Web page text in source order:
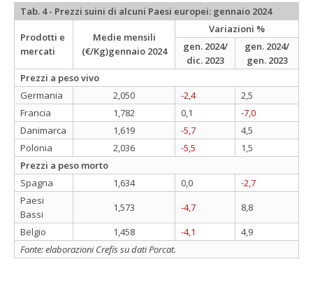
Tab. 4 - Prezzi suini di alcuni Paesi europei: gennaio 2024
Prodotti e
mercati
Medie mensili
(€/Kg)gennaio 2024
Variazioni %
gen. 2024/
dic. 2023
gen. 2024/
gen. 2023
Prezzi a peso vivo
Germania
2,050 -2,4
2,5
Francia
1,782 0,1
-7,0
Danimarca
1,619 -5,7
4,5
Polonia
2,036 -5,5
1,5
Prezzi a peso morto
Spagna
1,634 0,0
-2,7
Paesi
Bassi
1,573 -4,7
8,8
Belgio
1,458 -4,1
4,9
Fonte: elaborazioni Crefis su dati Porcat.